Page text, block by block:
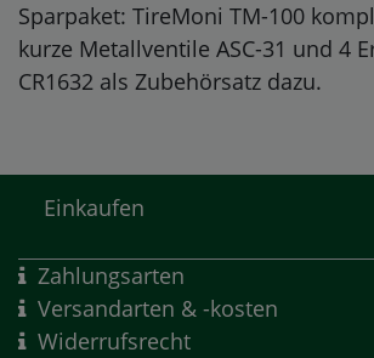
Sparpaket: TireMoni TM-100
kurze Metallventile ASC-31 und 4
CR1632 als Zubehörsatz dazu.
Einkaufen
Zahlungsarten
Versandarten & -kosten
Widerrufsrecht